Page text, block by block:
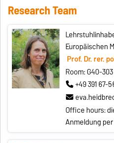
Research Team
Europäischen
Prof. Dr. rer.
Room: G40-303
+49 391 67-
Office hours:
Anmeldung